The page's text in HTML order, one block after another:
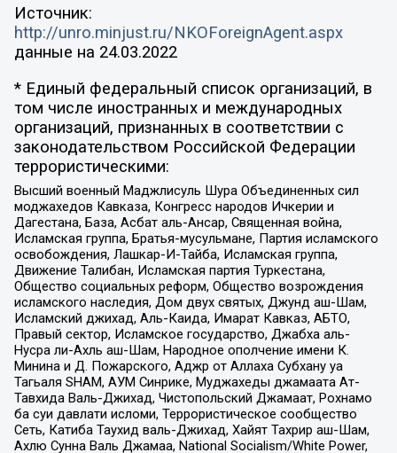
Источник:
http://unro.minjust.ru/NKOForeignAgent.aspx
данные на 24.03.2022
* Единый федеральный список организаций, в
том числе иностранных и международных
организаций, признанных в соответствии с
законодательством Российской Федерации
террористическими:
Высший военный Маджлисуль Шура Объединенных сил
моджахедов Кавказа, Конгресс народов Ичкерии и
Дагестана, База, Асбат аль-Ансар, Священная война,
Исламская группа, Братья-мусульмане, Партия исламского
освобождения, Лашкар-И-Тайба, Исламская группа,
Движение Талибан, Исламская партия Туркестана,
Общество социальных реформ, Общество возрождения
исламского наследия, Дом двух святых, Джунд аш-Шам,
Исламский джихад, Аль-Каида, Имарат Кавказ, АБТО,
Правый сектор, Исламское государство, Джабха аль-
Нусра ли-Ахль аш-Шам, Народное ополчение имени К.
Минина и Д. Пожарского, Аджр от Аллаха Субхану уа
Тагьаля SHAM, АУМ Синрике, Муджахеды джамаата Ат-
Тавхида Валь-Джихад, Чистопольский Джамаат, Рохнамо
ба суи давлати исломи, Террористическое сообщество
Сеть, Катиба Таухид валь-Джихад, Хайят Тахрир аш-Шам,
Ахлю Сунна Валь Джамаа, National Socialism/White Power,